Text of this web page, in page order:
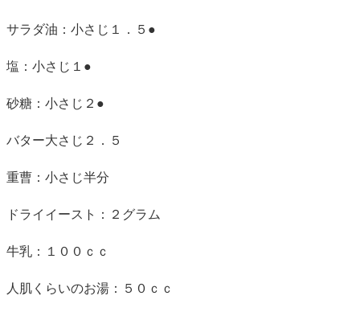
サラダ油：小さじ１．５●
塩：小さじ１●
砂糖：小さじ２●
バター大さじ２．５
重曹：小さじ半分
ドライイースト ：２グラム
牛乳：１００ｃｃ
人肌くらいのお湯：５０ｃｃ